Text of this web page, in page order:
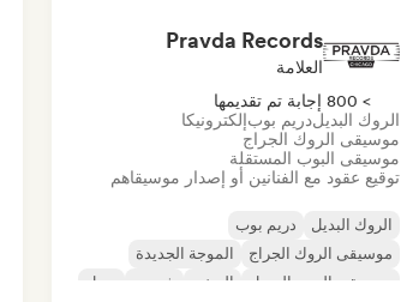
Pravda Records
العلامة
> 800 إجابة تم تقديمها
الروك البديلدريم بوبإلكترونيكا
موسيقى الروك الجراج
موسيقى البوب المستقلة
توقيع عقود مع الفنانين أو إصدار موسيقاهم
الروك البديل
دريم بوب
موسيقى الروك الجراج
الموجة الجديدة
موسيقى البوب السول
الريغي شوجيز سول